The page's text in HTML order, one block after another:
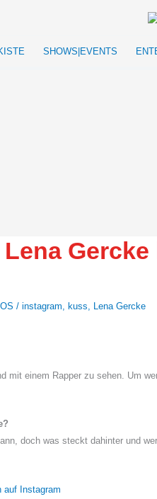
SHOWS|EVENTS
/ instagram, kuss, Lena Gercke
mit einem Rapper zu sehen. Um
doch was steckt dahinter und
auf Instagram